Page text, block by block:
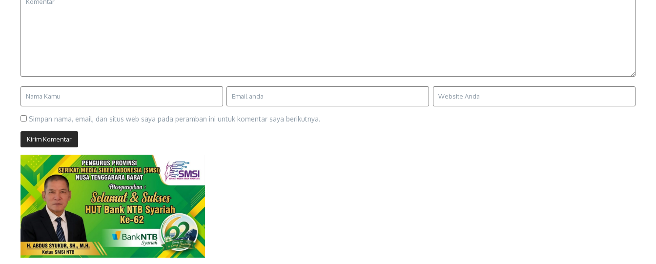
Simpan nama, email, dan situs web saya pada peramban ini untuk komentar saya berikutnya.